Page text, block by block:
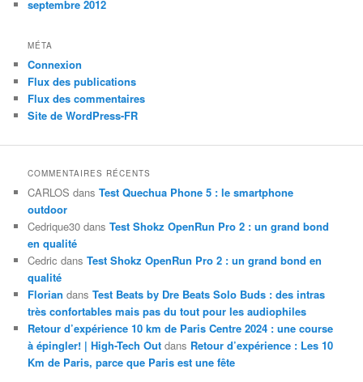
septembre 2012
MÉTA
Connexion
Flux des publications
Flux des commentaires
Site de WordPress-FR
COMMENTAIRES RÉCENTS
CARLOS dansTest Quechua Phone 5 : le smartphone
outdoor
Cedrique30 dansTest Shokz OpenRun Pro 2 : un grand bond
en qualité
Cedric dansTest Shokz OpenRun Pro 2 : un grand bond en
qualité
Florian dansTest Beats by Dre Beats Solo Buds : des intras
très confortables mais pas du tout pour les audiophiles
Retour d’expérience 10 km de Paris Centre 2024 : une course
à épingler! | High-Tech Out dans Retour d’expérience : Les 10
Km de Paris, parce que Paris est une fête